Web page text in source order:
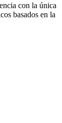
con la única
basados en la